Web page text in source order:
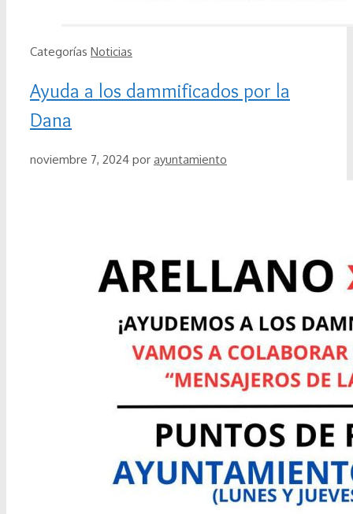
Categorías Noticias
Ayuda a los dammificados por la
Dana
noviembre 7, 2024 por ayuntamiento